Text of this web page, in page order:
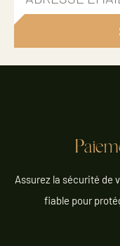
Assurez la sécurité de
fiable pour